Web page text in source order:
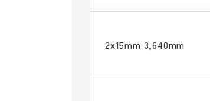
2x15mm 3,640mm